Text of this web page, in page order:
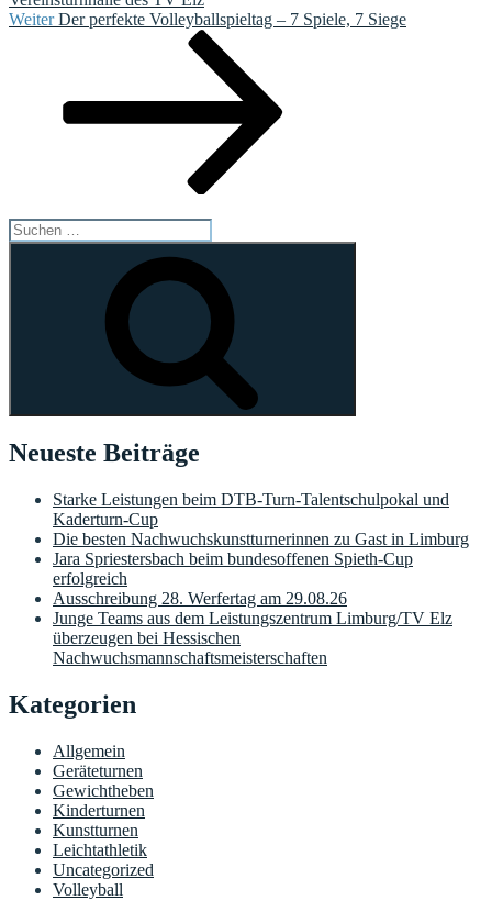
Nächster
Weiter Der perfekte Volleyballspieltag – 7 Spiele, 7 Siege
Suchen
nach:
Neueste Beiträge
Starke Leistungen beim DTB-Turn-Talentschulpokal und
Kaderturn-Cup
Die besten Nachwuchskunstturnerinnen zu Gast in Limburg
Jara Spriestersbach beim bundesoffenen Spieth-Cup
erfolgreich
Ausschreibung 28. Werfertag am 29.08.26
Junge Teams aus dem Leistungszentrum Limburg/TV Elz
überzeugen bei Hessischen
Nachwuchsmannschaftsmeisterschaften
Kategorien
Allgemein
Geräteturnen
Gewichtheben
Kinderturnen
Kunstturnen
Leichtathletik
Uncategorized
Volleyball